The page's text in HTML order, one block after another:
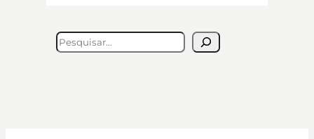
Pesquisar